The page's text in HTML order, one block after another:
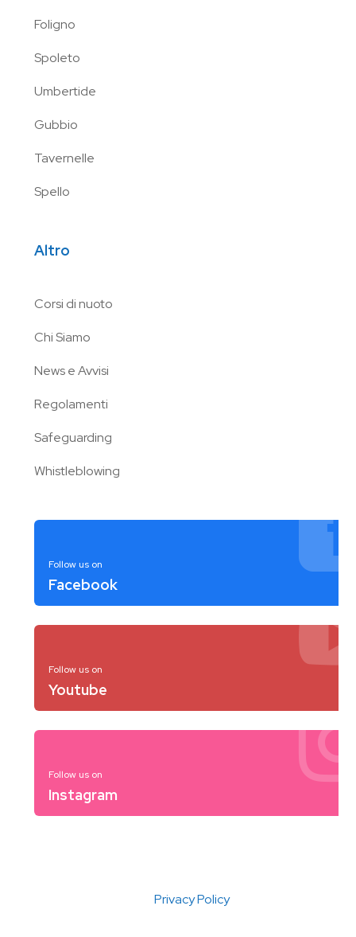
Foligno
Spoleto
Umbertide
Gubbio
Tavernelle
Spello
Altro
Corsi di nuoto
Chi Siamo
News e Avvisi
Regolamenti
Safeguarding
Whistleblowing
Follow us on
Facebook
Follow us on
Youtube
Follow us on
Instagram
Privacy Policy